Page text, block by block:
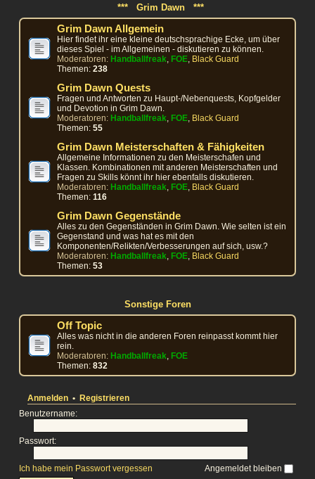
*** Grim Dawn ***
Grim Dawn Allgemein
Hier findet ihr eine kleine deutschsprachige Ecke, um über
dieses Spiel - im Allgemeinen - diskutieren zu können.
Moderatoren: Handballfreak, FOE, Black Guard
Themen:238
Grim Dawn Quests
Fragen und Antworten zu Haupt-/Nebenquests, Kopfgelder
und Devotion in Grim Dawn.
Moderatoren: Handballfreak, FOE, Black Guard
Themen:55
Grim Dawn Meisterschaften & Fähigkeiten
Allgemeine Informationen zu den Meisterschafen und
Klassen. Kombinationen mit anderen Meisterschaften und
Fragen zu Skills könnt ihr hier ebenfalls diskutieren.
Moderatoren: Handballfreak, FOE, Black Guard
Themen:116
Grim Dawn Gegenstände
Alles zu den Gegenständen in Grim Dawn. Wie selten ist ein
Gegenstand und was hat es mit den
Komponenten/Relikten/Verbesserungen auf sich, usw.?
Moderatoren: Handballfreak, FOE, Black Guard
Themen:53
Sonstige Foren
Off Topic
Alles was nicht in die anderen Foren reinpasst kommt hier
rein.
Moderatoren: Handballfreak, FOE
Themen:832
Anmelden • Registrieren
Benutzername:
Passwort:
Ich habe mein Passwort vergessen Angemeldet bleiben